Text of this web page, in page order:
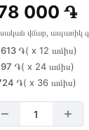
000 ֏
վճար, ապառիկ
613 ֏( x 12 ամիս)
֏( x 24 ամիս)
֏( x 36 ամիս)